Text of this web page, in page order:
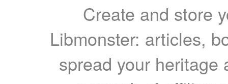
Create and store
Libmonster: articles,
spread your heritage